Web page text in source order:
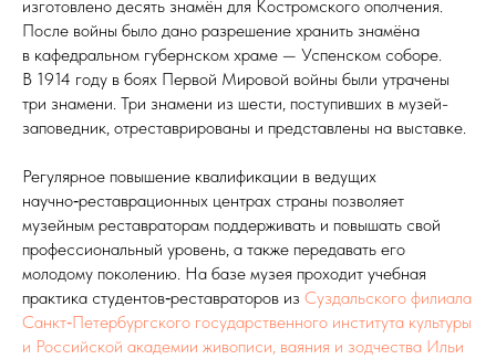
изготовлено десять знамён для Костромского ополчения.
После войны было дано разрешение хранить знамёна
в кафедральном губернском храме — Успенском соборе.
В 1914 году в боях Первой Мировой войны были утрачены
три знамени. Три знамени из шести, поступивших в музей-
заповедник, отреставрированы и представлены на выставке.
Регулярное повышение квалификации в ведущих
научно‑реставрационных центрах страны позволяет
музейным реставраторам поддерживать и повышать свой
профессиональный уровень, а также передавать его
молодому поколению. На базе музея проходит учебная
практика студентов‑реставраторов из Суздальского филиала
Санкт‑Петербургского государственного института культуры
и Российской академии живописи, ваяния и зодчества Ильи